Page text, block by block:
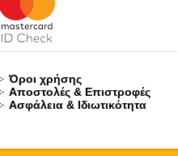
Όροι χρήσης
Αποστολές & Επιστροφές
Ασφάλεια & Ιδιωτικότητα